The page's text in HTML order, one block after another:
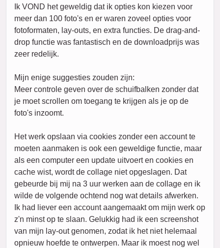
Ik VOND het geweldig dat ik opties kon kiezen voor
meer dan 100 foto's en er waren zoveel opties voor
fotoformaten, lay-outs, en extra functies. De drag-and-
drop functie was fantastisch en de downloadprijs was
zeer redelijk.
Mijn enige suggesties zouden zijn:
Meer controle geven over de schuifbalken zonder dat
je moet scrollen om toegang te krijgen als je op de
foto's inzoomt.
Het werk opslaan via cookies zonder een account te
moeten aanmaken is ook een geweldige functie, maar
als een computer een update uitvoert en cookies en
cache wist, wordt de collage niet opgeslagen. Dat
gebeurde bij mij na 3 uur werken aan de collage en ik
wilde de volgende ochtend nog wat details afwerken.
Ik had liever een account aangemaakt om mijn werk op
z'n minst op te slaan. Gelukkig had ik een screenshot
van mijn lay-out genomen, zodat ik het niet helemaal
opnieuw hoefde te ontwerpen. Maar ik moest nog wel